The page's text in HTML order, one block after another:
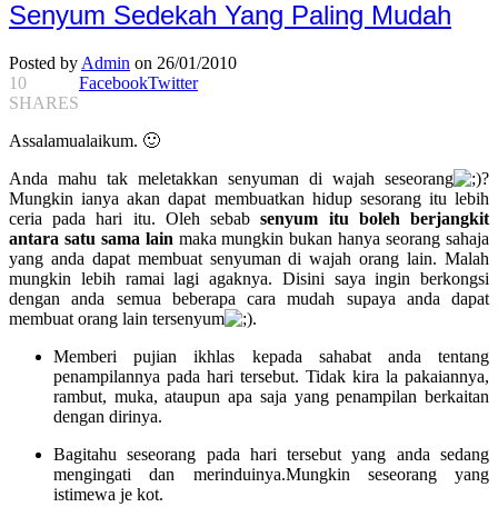
Senyum Sedekah Yang Paling Mudah
Posted by Admin on 26/01/2010
10
SHARES
FacebookTwitter
Assalamualaikum. 🙂
Anda mahu tak meletakkan senyuman di wajah seseorang
?
Mungkin ianya akan dapat membuatkan hidup sesorang itu lebih
ceria pada hari itu. Oleh sebabsenyum itu boleh berjangkit
antara satu sama lain maka mungkin bukan hanya seorang sahaja
yang anda dapat membuat senyuman di wajah orang lain. Malah
mungkin lebih ramai lagi agaknya. Disini saya ingin berkongsi
dengan anda semua beberapa cara mudah supaya anda dapat
membuat orang lain tersenyum
.
Memberi pujian ikhlas kepada sahabat anda tentang
penampilannya pada hari tersebut. Tidak kira la pakaiannya,
rambut, muka, ataupun apa saja yang penampilan berkaitan
dengan dirinya.
Bagitahu seseorang pada hari tersebut yang anda sedang
mengingati dan merinduinya.Mungkin seseorang yang
istimewa je kot.